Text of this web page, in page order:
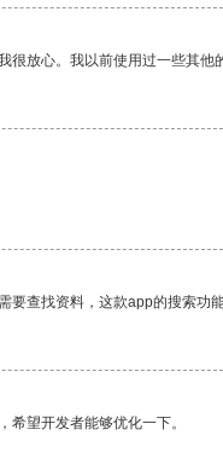
放心。我以前使用过一些其他
查找资料，这款app的搜索功
望开发者能够优化一下。